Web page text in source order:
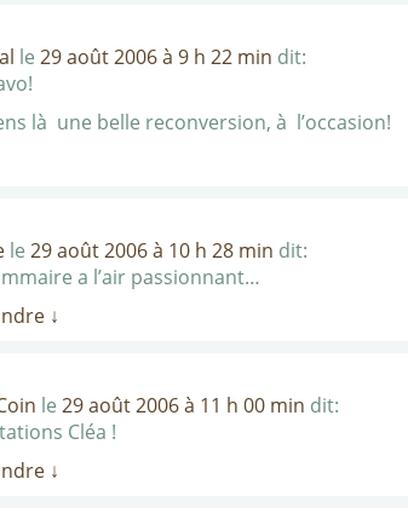
le 29 août 2006 à 9 h 22 min dit:
là une belle reconversion, à l’occasion!
le 29 août 2006 à 10 h 28 min dit:
a l’air passionnant…
↓
le 29 août 2006 à 11 h 00 min dit:
Cléa !
↓